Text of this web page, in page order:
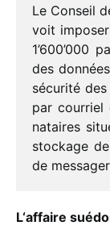
Le Conseil
voit
1’600’000
des
sécu­rité
par cour­riel
na­taires
stockage
de
L‘affaire